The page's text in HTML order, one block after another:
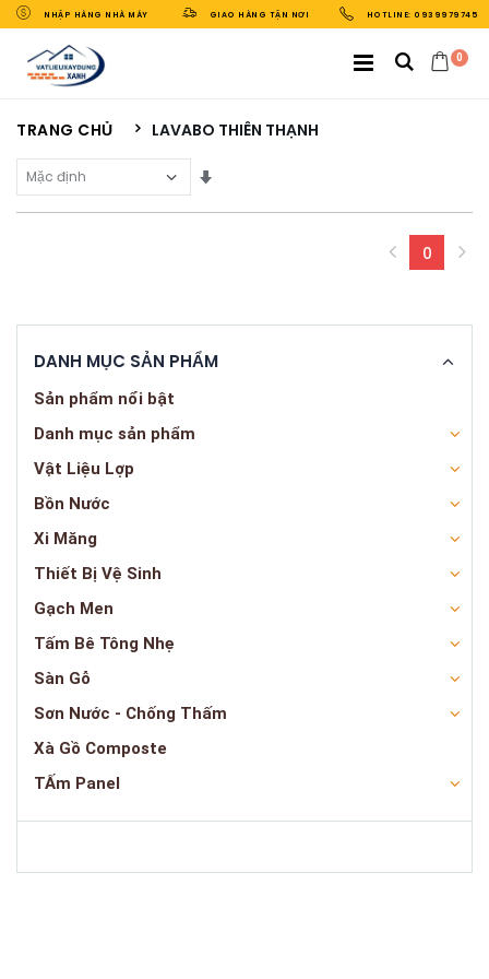
NHẬP HÀNG NHÀ MÁY GIAO HÀNG TẬN NƠI HOTLINE: 0939979745
0
TRANG CHỦ LAVABO THIÊN THẠNH
Sắp Xếp Theo
0
DANH MỤC SẢN PHẨM
Sản phẩm nổi bật
Danh mục sản phẩm
Vật Liệu Lợp
Bồn Nước
Xi Măng
Thiết Bị Vệ Sinh
Gạch Men
Tấm Bê Tông Nhẹ
Sàn Gỗ
Sơn Nước - Chống Thấm
Xà Gồ Composte
TẤm Panel